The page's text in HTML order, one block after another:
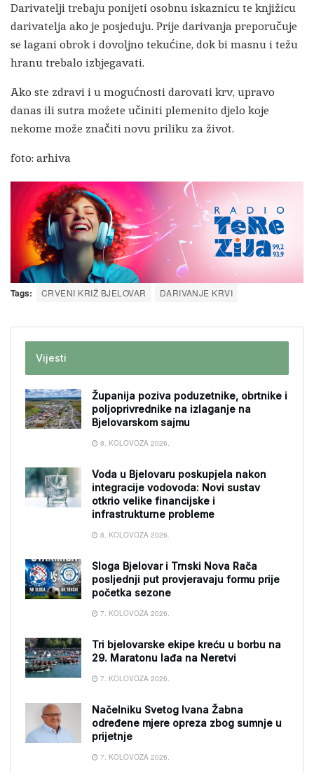
Darivatelji trebaju ponijeti osobnu iskaznicu te knjižicu
darivatelja ako je posjeduju. Prije darivanja preporučuje
se lagani obrok i dovoljno tekućine, dok bi masnu i težu
hranu trebalo izbjegavati.
Ako ste zdravi i u mogućnosti darovati krv, upravo
danas ili sutra možete učiniti plemenito djelo koje
nekome može značiti novu priliku za život.
foto: arhiva
Tags: CRVENI KRIŽ BJELOVAR DARIVANJE KRVI
Vijesti
Županija poziva poduzetnike, obrtnike i
poljoprivrednike na izlaganje na
Bjelovarskom sajmu
8. KOLOVOZA 2026.
Voda u Bjelovaru poskupjela nakon
integracije vodovoda: Novi sustav
otkrio velike financijske i
infrastrukturne probleme
8. KOLOVOZA 2026.
Sloga Bjelovar i Trnski Nova Rača
posljednji put provjeravaju formu prije
početka sezone
7. KOLOVOZA 2026.
Tri bjelovarske ekipe kreću u borbu na
29. Maratonu lađa na Neretvi
7. KOLOVOZA 2026.
Načelniku Svetog Ivana Žabna
određene mjere opreza zbog sumnje u
prijetnje
7. KOLOVOZA 2026.